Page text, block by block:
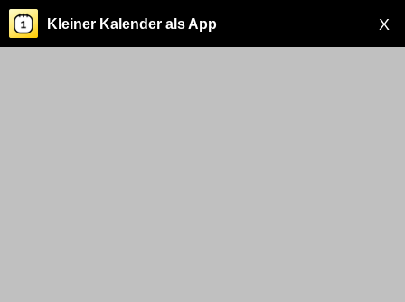
X
Kleiner Kalender als App